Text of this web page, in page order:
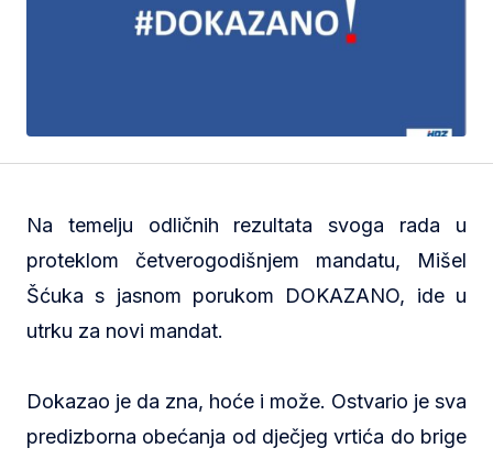
Na temelju odličnih rezultata svoga rada u
proteklom četverogodišnjem mandatu, Mišel
Šćuka s jasnom porukom DOKAZANO, ide u
utrku za novi mandat.
Dokazao je da zna, hoće i može. Ostvario je sva
predizborna obećanja od dječjeg vrtića do brige